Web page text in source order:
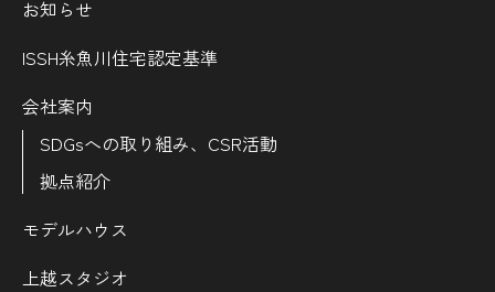
お知らせ
ISSH糸魚川住宅認定基準
会社案内
SDGsへの取り組み、CSR活動
拠点紹介
モデルハウス
上越スタジオ